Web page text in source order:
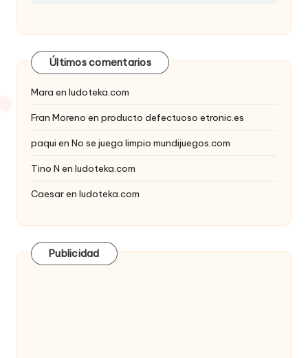
Últimos comentarios
Mara en ludoteka.com
Fran Moreno en producto defectuoso etronic.es
paqui en No se juega limpio mundijuegos.com
Tino N en ludoteka.com
Caesaren ludoteka.com
Publicidad